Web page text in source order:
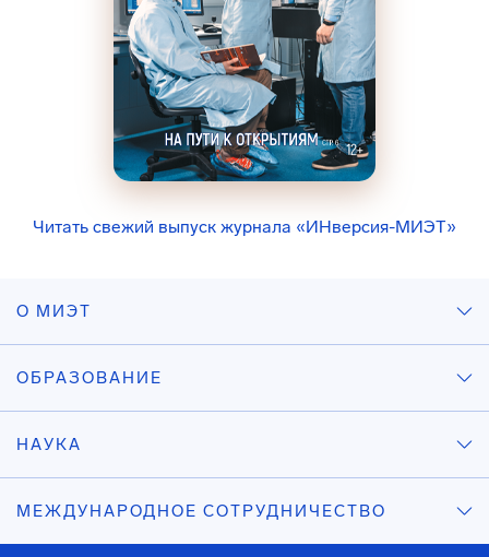
Читать свежий выпуск журнала «ИНверсия-МИЭТ»
О МИЭТ
ОБРАЗОВАНИЕ
НАУКА
МЕЖДУНАРОДНОЕ СОТРУДНИЧЕСТВО